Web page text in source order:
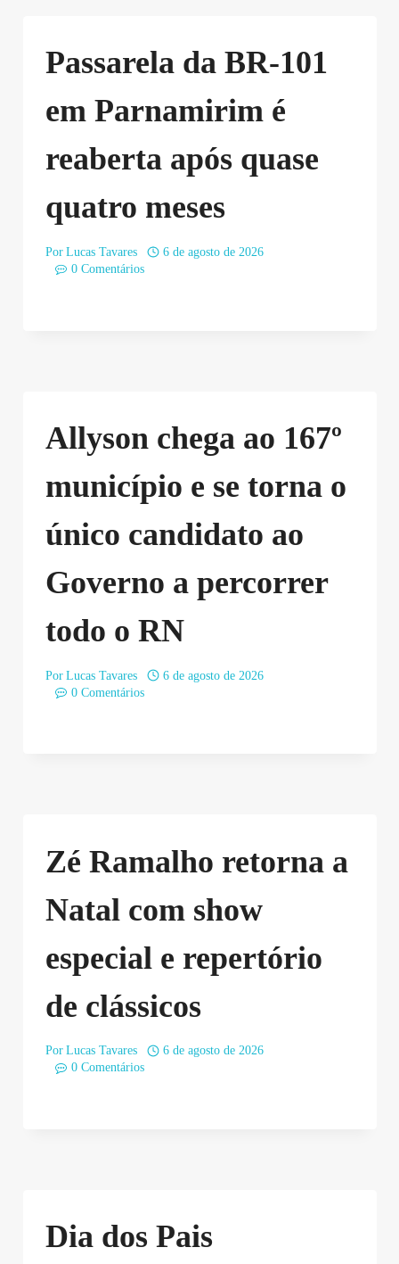
Passarela da BR-101
em Parnamirim é
reaberta após quase
quatro meses
Por Lucas Tavares
6 de agosto de 2026
0 Comentários
Allyson chega ao 167º
município e se torna o
único candidato ao
Governo a percorrer
todo o RN
Por Lucas Tavares
6 de agosto de 2026
0 Comentários
Zé Ramalho retorna a
Natal com show
especial e repertório
de clássicos
Por Lucas Tavares
6 de agosto de 2026
0 Comentários
Dia dos Pais